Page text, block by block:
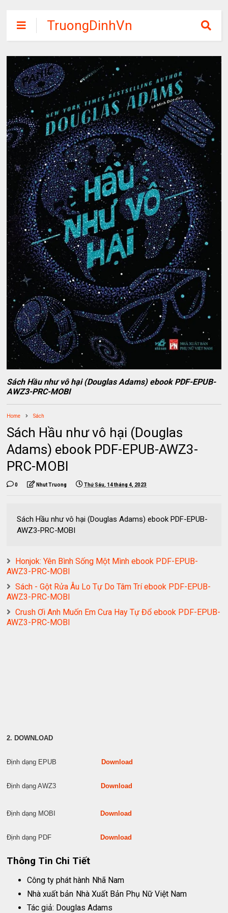
TruongDinhVn
Chia sẽ ebook,
các khóa học,
phần mềm học
tập miễn phí
Sách Hầu như vô hại (Douglas Adams) ebook PDF-EPUB-
AWZ3-PRC-MOBI
Home Sách
Sách Hầu như vô hại (Douglas
Adams) ebook PDF-EPUB-AWZ3-
PRC-MOBI
0 Nhut Truong Thứ Sáu, 14 tháng 4, 2023
Sách Hầu như vô hại (Douglas Adams) ebook PDF-EPUB-
AWZ3-PRC-MOBI
Honjok: Yên Bình Sống Một Mình ebook PDF-EPUB-
AWZ3-PRC-MOBI
Sách - Gột Rửa Âu Lo Tự Do Tâm Trí ebook PDF-EPUB-
AWZ3-PRC-MOBI
Crush Ơi Anh Muốn Em Cưa Hay Tự Đổ ebook PDF-EPUB-
AWZ3-PRC-MOBI
2. DOWNLOAD
Định dạng EPUB Download
Định dạng AWZ3 Download
Định dạng MOBI Download
Định dạng PDF Download
Thông Tin Chi Tiết
Công ty phát hành Nhã Nam
Nhà xuất bản Nhà Xuất Bản Phụ Nữ Việt Nam
Tác giả: Douglas Adams